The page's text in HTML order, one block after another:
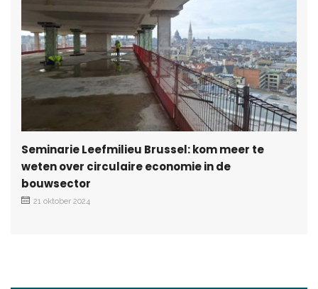
Seminarie Leefmilieu Brussel: kom meer te
weten over circulaire economie in de
bouwsector
21 oktober 2024